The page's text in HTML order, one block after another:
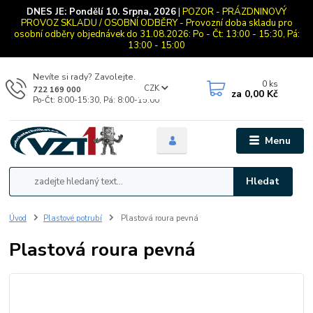
DNES JE: Pondělí 10. Srpna, 2026| POZOR - PRÁZDNINOVÝ
PROVOZ SKLADU / OSOBNÍ ODBĚRY - Provozní doba skladu pro
osobní odběry objednávek do 31.08.2026: Po - Čt: 13:00 - 15:30, Pá:
13:00 - 15:00
Menu
CZK
Hledat
Nevíte si rady? Zavolejte.
722 169 000
Po-Čt: 8:00-15:30, Pá: 8:00-15:00
0 ks
za 0,00 Kč
Úvod Plastové potrubí Plastová roura pevná
Plastová roura pevná